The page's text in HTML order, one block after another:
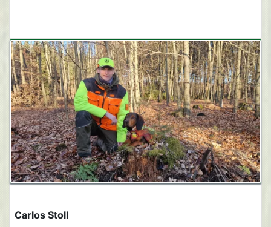
Carlos Stoll